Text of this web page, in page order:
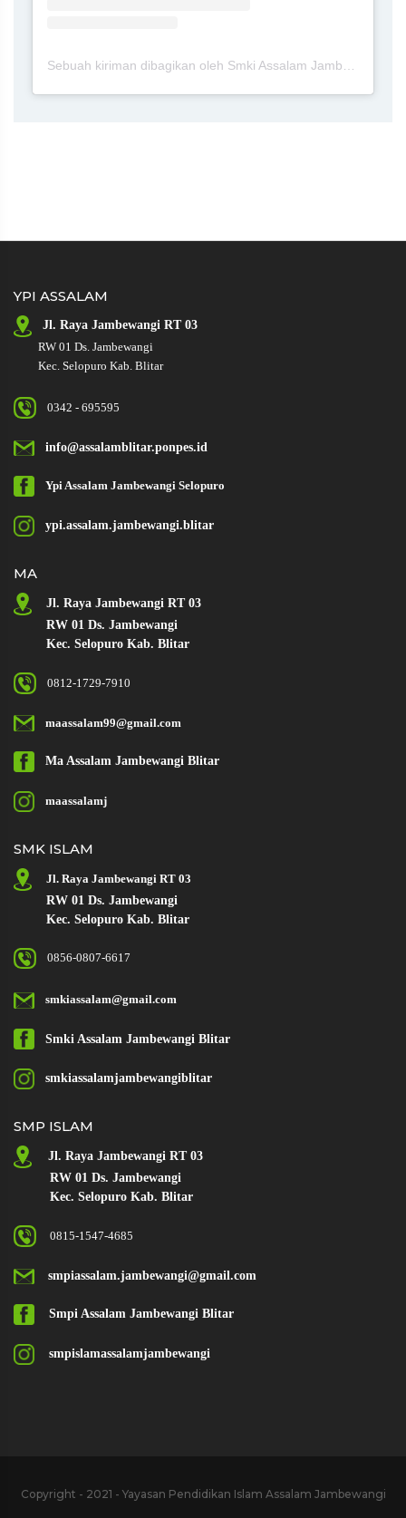
YPI ASSALAM
Jl. Raya Jambewangi RT 03
RW 01 Ds. Jambewangi
Kec. Selopuro Kab. Blitar
0342 - 695595
info@assalamblitar.ponpes.id
Ypi Assalam Jambewangi Selopuro
ypi.assalam.jambewangi.blitar
MA
Jl. Raya Jambewangi RT 03
RW 01 Ds. Jambewangi
Kec. Selopuro Kab. Blitar
0812-1729-7910
maassalam99@gmail.com
Ma Assalam Jambewangi Blitar
maassalamj
SMK ISLAM
Jl. Raya Jambewangi RT 03
RW 01 Ds. Jambewangi
Kec. Selopuro Kab. Blitar
0856-0807-6617
smkiassalam@gmail.com
Smki Assalam Jambewangi Blitar
smkiassalamjambewangiblitar
SMP ISLAM
Jl. Raya Jambewangi RT 03
RW 01 Ds. Jambewangi
Kec. Selopuro Kab. Blitar
0815-1547-4685
smpiassalam.jambewangi@gmail.com
Smpi Assalam Jambewangi Blitar
smpislamassalamjambewangi
Copyright - 2021 - Yayasan Pendidikan Islam Assalam Jambewangi